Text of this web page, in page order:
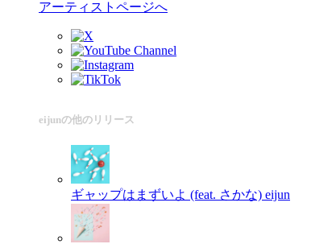
アーティストページへ
eijunの他のリリース
ギャップはまずいよ (feat. さかな) eijun